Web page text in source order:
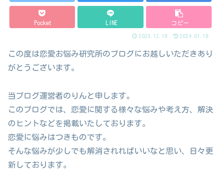
Pocket LINE コピー
2023.12.18 2024.01.18
この度は恋愛お悩み研究所のブログにお越しいただきあり
がとうございます。
当ブログ運営者のりんと申します。
このブログでは、恋愛に関する様々な悩みや考え方、解決
のヒントなどを掲載いたしております。
恋愛に悩みはつきものです。
そんな悩みが少しでも解消されればいいなと思い、日々更
新しております。